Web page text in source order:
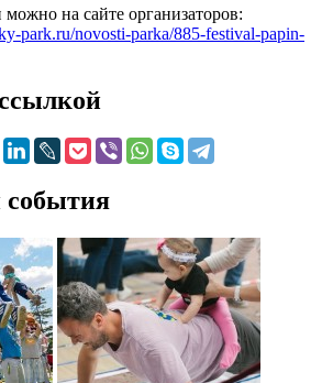
на сайте организаторов:
park.ru/novosti-parka/885-festival-papin-